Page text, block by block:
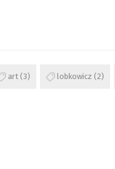
art (3) lobkowicz (2)